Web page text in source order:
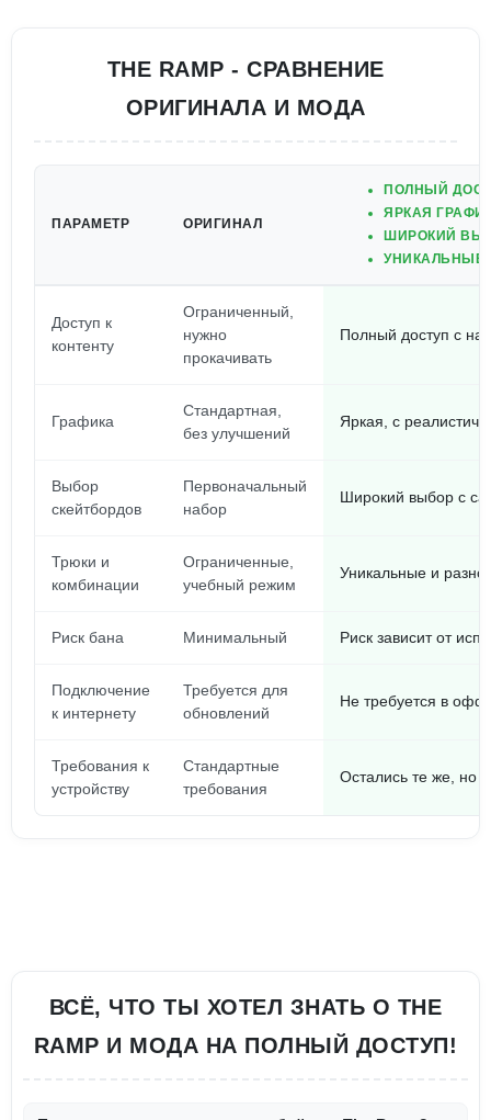
THE RAMP - СРАВНЕНИЕ
ОРИГИНАЛА И МОДА
ПАРАМЕТР ОРИГИНАЛ
ПОЛНЫЙ
ЯРКАЯ
ШИРОКИЙ
УНИКАЛЬНЫЕ
Доступ к
контенту
Ограниченный,
нужно
прокачивать
Полный доступ с
Графика
Стандартная,
без улучшений
Яркая, с
Выбор
скейтбордов
Первоначальный
набор
Широкий выбор с
Трюки и
комбинации
Ограниченные,
учебный режим
Уникальные и
Риск бана Минимальный Риск зависит от
Подключение
к интернету
Требуется для
обновлений
Не требуется в
Требования к
устройству
Стандартные
требования
Остались те же, но
ВСЁ, ЧТО ТЫ ХОТЕЛ ЗНАТЬ О THE
RAMP И МОДА НА ПОЛНЫЙ ДОСТУП!